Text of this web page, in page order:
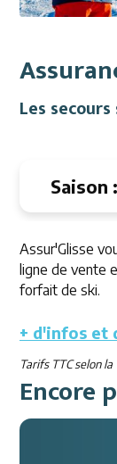
Les
Saison
Assur'Glisse
ligne de vente
forfait de ski.
+ d'infos et
Tarifs TTC selon
Encore